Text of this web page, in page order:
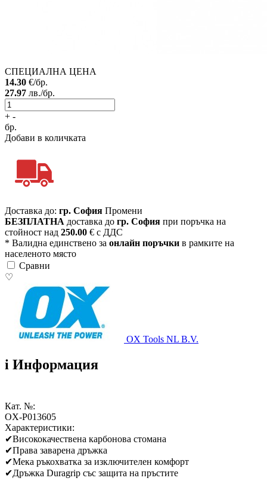
СПЕЦИАЛНА ЦЕНА
14.30 €/бр.
27.97 лв./бр.
+ -
бр.
Добави в количката
Доставка до: гр. София Промени
БЕЗПЛАТНА доставка до гр. София при поръчка на
стойност над 250.00 € с ДДС
* Валидна единствено за онлайн поръчки в рамките на
населеното място
Сравни
♡
OX Tools NL B.V.
i Информация
Кат. №:
OX-P013605
Характеристики:
✔Висококачествена карбонова стомана
✔Права заварена дръжка
✔Мека ръкохватка за изключителен комфорт
✔Дръжка Duragrip със защита на пръстите